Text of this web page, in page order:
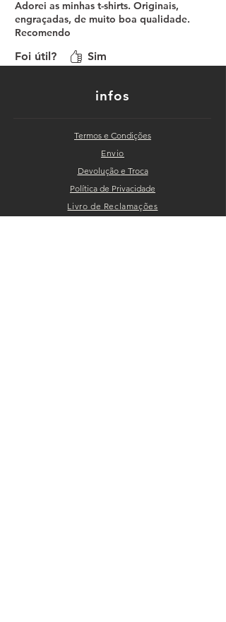
Adorei as minhas t-shirts. Originais,
engraçadas, de muito boa qualidade.
Recomendo
Foi útil? Sim
infos
Termos e Condições
Envio
Devolução e Troca
Política de Privacidade
Livro de Reclamações